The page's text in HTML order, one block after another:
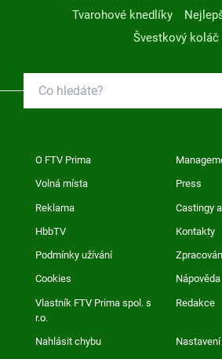
Tvarohové knedlíky
Švestkový koláč
O FTV Prima
Volná místa Press
Reklama Castingy
HbbTV Kontakty
Podmínky užívání
Cookies Nápověda
Vlastník FTV Prima spol. s
r.o.
Redakce
Nahlásit chybu